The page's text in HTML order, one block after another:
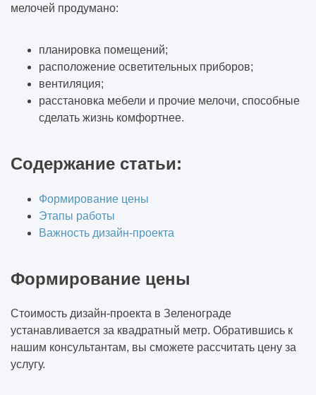
мелочей продумано:
планировка помещений;
расположение осветительных приборов;
вентиляция;
расстановка мебели и прочие мелочи, способные
сделать жизнь комфортнее.
Содержание статьи:
Формирование цены
Этапы работы
Важность дизайн-проекта
Формирование цены
Стоимость дизайн-проекта в Зеленограде
устанавливается за квадратный метр. Обратившись к
нашим консультантам, вы сможете рассчитать цену за
услугу.